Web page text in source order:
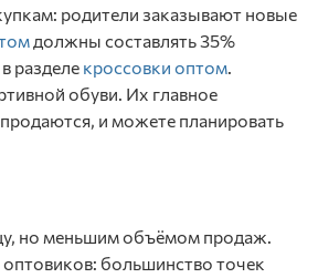
родители заказывают новые
должны составлять 35%
разделе кроссовки оптом.
обуви. Их главное
и можете планировать
но меньшим объёмом продаж.
большинство точек